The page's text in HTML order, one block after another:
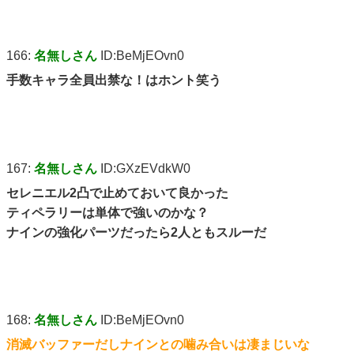
166: 名無しさん ID:BeMjEOvn0
手数キャラ全員出禁な！はホント笑う
167: 名無しさん ID:GXzEVdkW0
セレニエル2凸で止めておいて良かった
ティペラリーは単体で強いのかな？
ナインの強化パーツだったら2人ともスルーだ
168: 名無しさん ID:BeMjEOvn0
消滅バッファーだしナインとの噛み合いは凄まじいな